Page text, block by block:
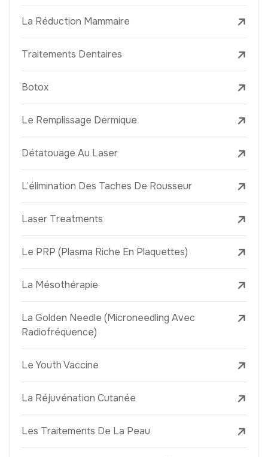
La Réduction Mammaire
Traitements Dentaires
Botox
Le Remplissage Dermique
Détatouage Au Laser
L’élimination Des Taches De Rousseur
Laser Treatments
Le PRP (Plasma Riche En Plaquettes)
La Mésothérapie
La Golden Needle (Microneedling Avec
Radiofréquence)
Le Youth Vaccine
La Réjuvénation Cutanée
Les Traitements De La Peau